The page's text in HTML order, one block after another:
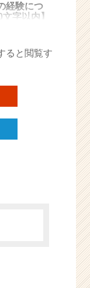
経験につ
字以内】
ると閲覧す